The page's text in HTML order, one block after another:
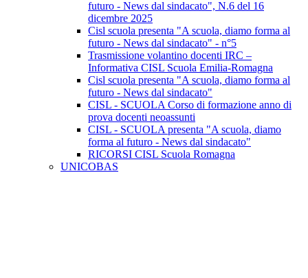
futuro - News dal sindacato", N.6 del 16
dicembre 2025
Cisl scuola presenta "A scuola, diamo forma al
futuro - News dal sindacato" - n°5
Trasmissione volantino docenti IRC –
Informativa CISL Scuola Emilia-Romagna
Cisl scuola presenta "A scuola, diamo forma al
futuro - News dal sindacato"
CISL - SCUOLA Corso di formazione anno di
prova docenti neoassunti
CISL - SCUOLA presenta "A scuola, diamo
forma al futuro - News dal sindacato"
RICORSI CISL Scuola Romagna
UNICOBAS